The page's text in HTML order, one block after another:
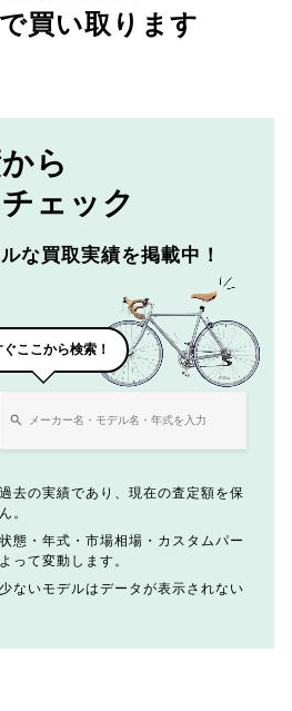
買い取ります
ら
ェック
な買取実績を掲載中！
ここから検索！
去の実績であり、現在の査定額を保
。
態・年式・市場相場・カスタムパー
って変動します。
ないモデルはデータが表示されない